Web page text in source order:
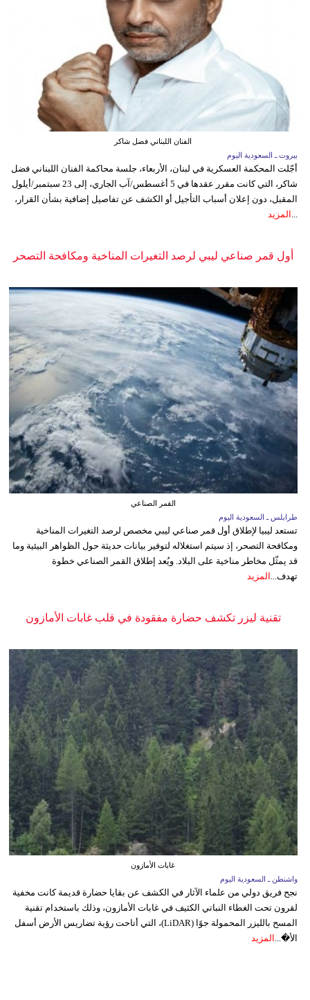
الفنان اللبناني فضل شاكر
بيروت ـ السعودية اليوم
أجّلت المحكمة العسكرية في لبنان، الأربعاء، جلسة محاكمة الفنان اللبناني فضل
شاكر، التي كانت مقرر عقدها في 5 أغسطس/آب الجاري، إلى 23 سبتمبر/أيلول
المقبل، دون إعلان أسباب التأجيل أو الكشف عن تفاصيل إضافية بشأن القرار،
... المزيد
أول قمر صناعي ليبي لرصد التغيرات المناخية ومكافحة التصحر
القمر الصناعي
طرابلس ـ السعودية اليوم
تستعد ليبيا لإطلاق أول قمر صناعي ليبي مخصص لرصد التغيرات المناخية
ومكافحة التصحر، إذ سيتم استغلاله لتوفير بيانات حديثة حول الظواهر البيئية وما
قد يمثّل مخاطر مناخية على البلاد. ويُعد إطلاق القمر الصناعي خطوة
تهدف...
المزيد
تقنية ليزر تكشف حضارة مفقودة في قلب غابات الأمازون
غابات الأمازون
واشنطن ـ السعودية اليوم
نجح فريق دولي من علماء الآثار في الكشف عن بقايا حضارة قديمة كانت مخفية
لقرون تحت الغطاء النباتي الكثيف في غابات الأمازون، وذلك باستخدام تقنية
المسح بالليزر المحمولة جوًا (LiDAR)، التي أتاحت رؤية تضاريس الأرض أسفل
الأ�... المزيد